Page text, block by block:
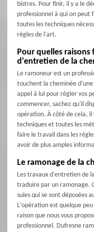
bistres. Pour finir, il y a le
professionnel à qui on peut
toutes les techniques
règles de l'art.
Pour quelles
d'entretien de la
Le ramoneur est un
touchent la cheminée
appel à lui pour régler vos
commencer, sachez qu'il
opération. À côté de cela,
techniques et toutes les
faire le travail dans les
avoir de plus amples
Le ramonage de la
Les travaux d'entretien de
traduire par un ramonage.
suies qui se sont déposées
L'opération est quelque
raison que nous vous
professionnel. Dufresne